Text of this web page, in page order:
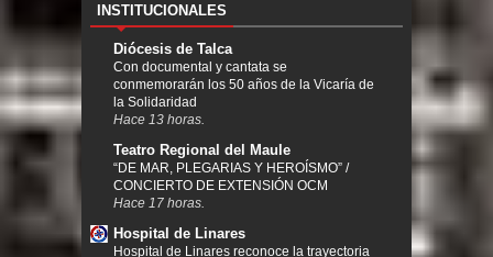
INSTITUCIONALES
Diócesis de Talca
Con documental y cantata se
conmemorarán los 50 años de la Vicaría de
la Solidaridad
Hace 13 horas.
Teatro Regional del Maule
“DE MAR, PLEGARIAS Y HEROÍSMO” /
CONCIERTO DE EXTENSIÓN OCM
Hace 17 horas.
Hospital de Linares
Hospital de Linares reconoce la trayectoria